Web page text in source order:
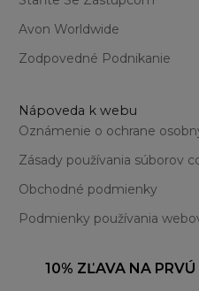
Avon Worldwide
Zodpovedné Podnikanie
Nápoveda k webu
Oznámenie o ochrane
Zásady používania súborov
Obchodné podmienky
Podmienky používania
10% ZĽAVA NA